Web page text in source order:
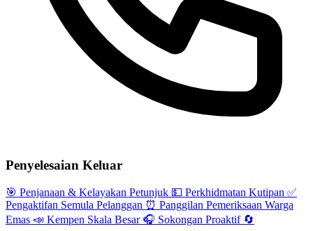
Penyelesaian Keluar
🎯 Penjanaan & Kelayakan Petunjuk 💵 Perkhidmatan Kutipan ✅
Pengaktifan Semula Pelanggan ⏰ Panggilan Pemeriksaan Warga
Emas 📣 Kempen Skala Besar 🎧 Sokongan Proaktif 🔄